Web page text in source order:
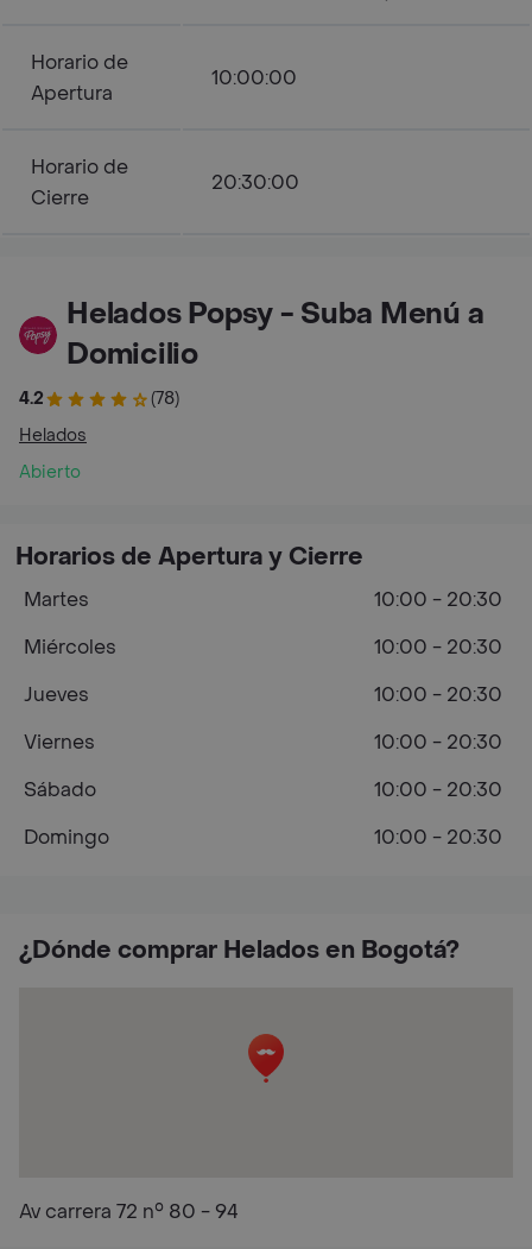
Horario de
Apertura
10:00:00
Horario de
Cierre
20:30:00
Helados Popsy - Suba Menú a
Domicilio
4.2
(78)
Helados
Abierto
¿Dónde comprar Helados en Bogotá?
Av carrera 72 n° 80 - 94
Horarios de Apertura y Cierre
Martes
10:00 - 20:30
Miércoles
10:00 - 20:30
Jueves
10:00 - 20:30
Viernes
10:00 - 20:30
Sábado
10:00 - 20:30
Domingo
10:00 - 20:30